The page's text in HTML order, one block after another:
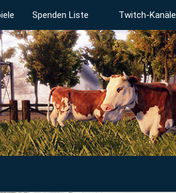
Spenden Liste Twitch-Kanäle